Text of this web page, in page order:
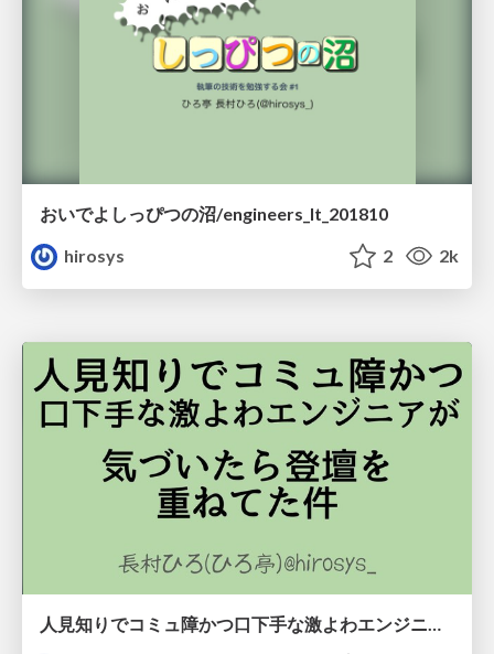
おいでよしっぴつの沼/engineers_lt_201810
hirosys
2 2k
人見知りでコミュ障かつ口下手な激よわエンジニアが気づいたら登壇を重ねていた件/engineers-lt-201809